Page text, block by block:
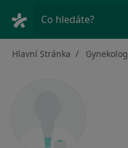
Co hledáte?
Hlavní Stránka Gynekolog